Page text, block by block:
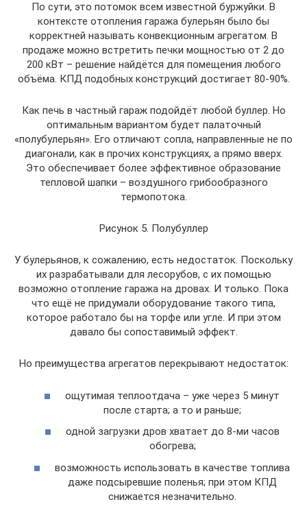
По сути, это потомок всем известной буржуйки. В
контексте отопления гаража булерьян было бы
корректней называть конвекционным агрегатом. В
продаже можно встретить печки мощностью от 2 до
200 кВт – решение найдётся для помещения любого
объёма. КПД подобных конструкций достигает 80-90%.
Как печь в частный гараж подойдёт любой буллер. Но
оптимальным вариантом будет палаточный
«полубулерьян». Его отличают сопла, направленные не по
диагонали, как в прочих конструкциях, а прямо вверх.
Это обеспечивает более эффективное образование
тепловой шапки – воздушного грибообразного
термопотока.
Рисунок 5. Полубуллер
У булерьянов, к сожалению, есть недостаток. Поскольку
их разрабатывали для лесорубов, с их помощью
возможно отопление гаража на дровах. И только. Пока
что ещё не придумали оборудование такого типа,
которое работало бы на торфе или угле. И при этом
давало бы сопоставимый эффект.
Но преимущества агрегатов перекрывают недостаток:
ощутимая теплоотдача – уже через 5 минут
после старта; а то и раньше;
одной загрузки дров хватает до 8-ми часов
обогрева;
возможность использовать в качестве топлива
даже подсыревшие поленья; при этом КПД
снижается незначительно.